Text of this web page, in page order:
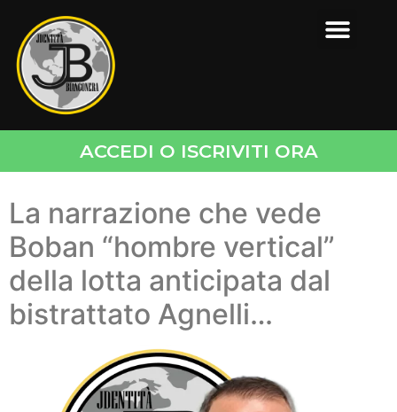
ACCEDI O ISCRIVITI ORA
La narrazione che vede
Boban “hombre vertical”
della lotta anticipata dal
bistrattato Agnelli…